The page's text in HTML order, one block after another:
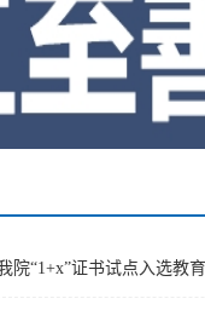
院“1+x”证书试点入选教